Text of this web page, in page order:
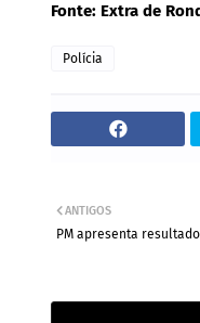
Fonte: Extra de
Polícia
ANTIGOS
PM apresenta